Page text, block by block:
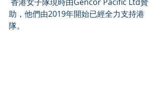
助，他們由2019年開始已經全力支持港
隊。